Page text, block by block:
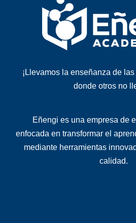
¡Llevamos la enseñanza de
donde otros no
Eñengi es una empresa de
enfocada en transformar el
mediante herramientas
calidad.